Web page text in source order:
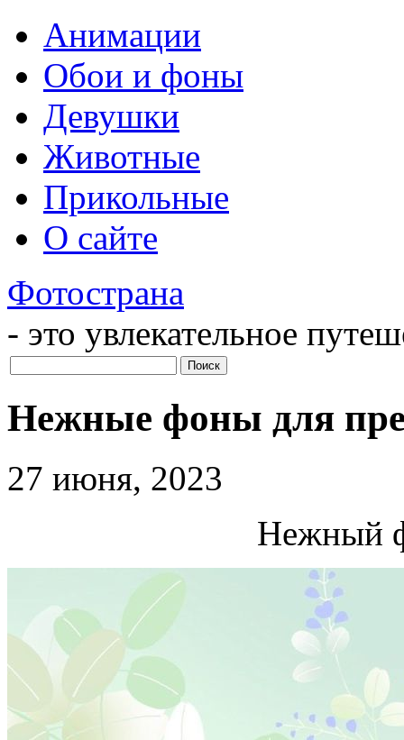
Анимации
Обои и фоны
Девушки
Животные
Прикольные
О сайте
Фотострана
- это увлекательное
Нежные фоны для
27 июня, 2023
Нежный